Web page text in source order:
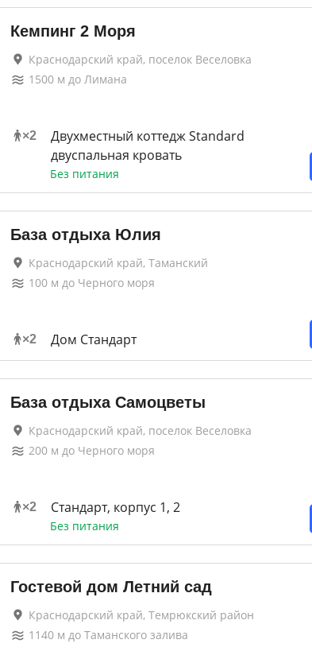
Кемпинг 2 Моря
Краснодарский край, поселок Веселовка
1500м до Лимана
×2
Двухместный коттедж Standard
двуспальная кровать
Без питания
База отдыха Юлия
Краснодарский край, Таманский
100м до Черного моря
×2 Дом Стандарт
База отдыха Самоцветы
Краснодарский край, поселок Веселовка
200м до Черного моря
×2 Стандарт, корпус 1, 2
Без питания
Гостевой дом Летний сад
Краснодарский край, Темрюкский район
1140м до Таманского залива